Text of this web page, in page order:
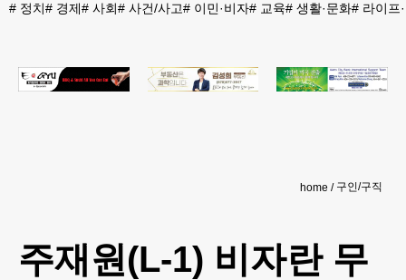
# 정치# 경제# 사회# 사건/사고# 이민·비자# 교육# 생활·문화# 라이프
home 구인/구직
주재원(L-1) 비자란 무